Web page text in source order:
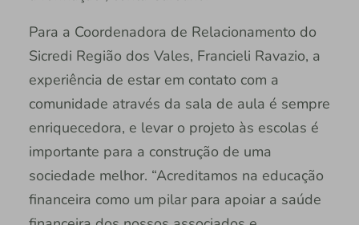
Para a Coordenadora de Relacionamento do
Sicredi Região dos Vales, Francieli Ravazio, a
experiência de estar em contato com a
comunidade através da sala de aula é sempre
enriquecedora, e levar o projeto às escolas é
importante para a construção de uma
sociedade melhor. “Acreditamos na educação
financeira como um pilar para apoiar a saúde